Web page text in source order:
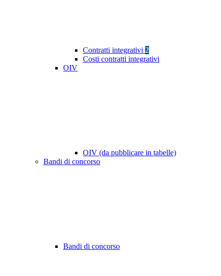
Contratti integrativi 2
Costi contratti integrativi
OIV
OIV (da pubblicare in tabelle)
Bandi di concorso
Bandi di concorso